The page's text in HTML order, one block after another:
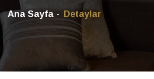
Ana Sayfa Detaylar